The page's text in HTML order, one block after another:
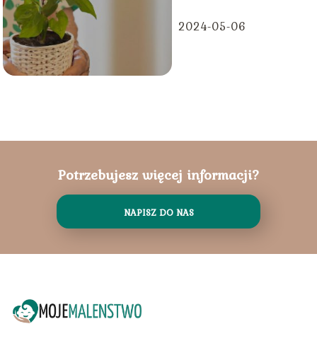
wystawia?
2024-05-06
Potrzebujesz więcej informacji?
NAPISZ DO NAS